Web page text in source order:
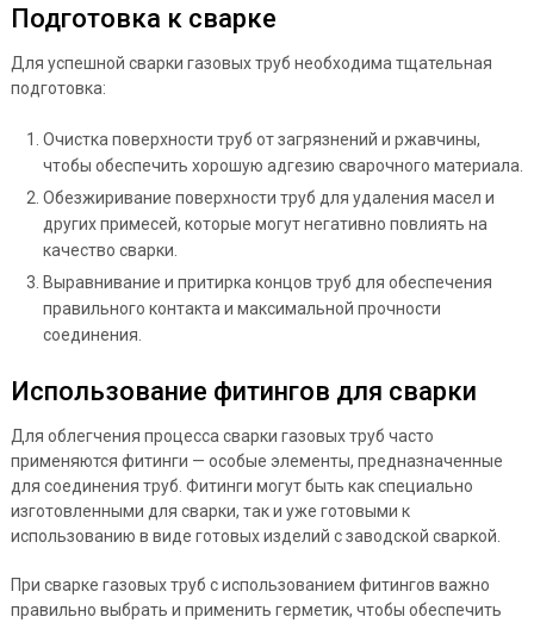
Подготовка к сварке
Для успешной сварки газовых труб необходима тщательная
подготовка:
Очистка поверхности труб от загрязнений и ржавчины,
чтобы обеспечить хорошую адгезию сварочного материала.
Обезжиривание поверхности труб для удаления масел и
других примесей, которые могут негативно повлиять на
качество сварки.
Выравнивание и притирка концов труб для обеспечения
правильного контакта и максимальной прочности
соединения.
Использование фитингов для сварки
Для облегчения процесса сварки газовых труб часто
применяются фитинги — особые элементы, предназначенные
для соединения труб. Фитинги могут быть как специально
изготовленными для сварки, так и уже готовыми к
использованию в виде готовых изделий с заводской сваркой.
При сварке газовых труб с использованием фитингов важно
правильно выбрать и применить герметик, чтобы обеспечить